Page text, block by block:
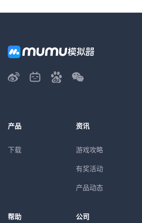
产品
下载
资讯
游戏攻略
有奖活动
产品动态
帮助 公司